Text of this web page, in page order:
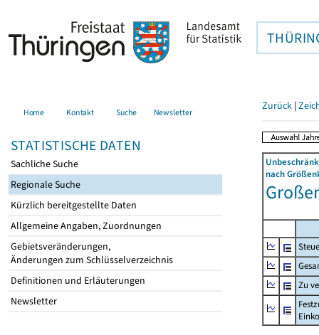
Home Kontakt Suche Newsletter
STATISTISCHE DATEN
Sachliche Suche
Regionale Suche
Kürzlich bereitgestellte Daten
Allgemeine Angaben, Zuordnungen
Gebietsveränderungen,
Änderungen zum Schlüsselverzeichnis
Definitionen und Erläuterungen
Newsletter
Zurück |
nach
Zu